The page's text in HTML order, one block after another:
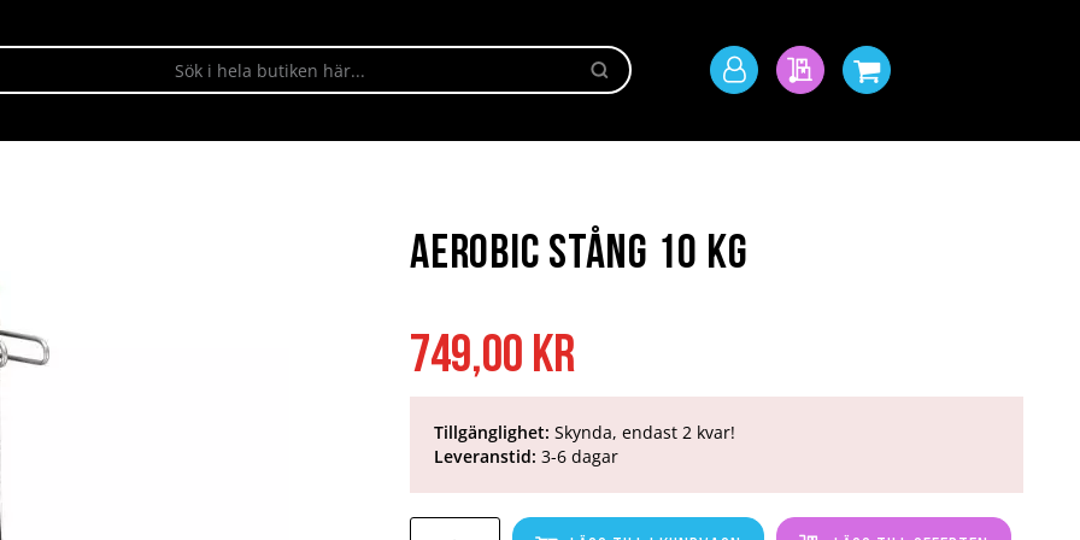
Sök
Mitt
Min offertMin kundvagn
749,00 kr
Tillgänglighet: Skynda, endast 2 kvar!
Leveranstid: 3-6 dagar
Aerobic Stång 10 kg